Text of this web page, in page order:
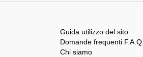
Guida utilizzo del sito
Domande frequenti F.A.Q.
Chi siamo